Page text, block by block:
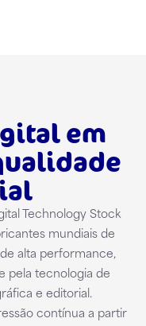
em
Technology Stock
mundiais de
alta performance,
pela tecnologia de
e editorial.
contínua a partir